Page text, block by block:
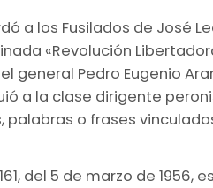
a los Fusilados de José
«Revolución
general Pedro Eugenio
a la clase dirigente
palabras o frases
del 5 de marzo de 1956,